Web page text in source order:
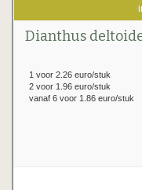
Dianthus
1 voor 2.26 euro/stuk
2 voor 1.96 euro/stuk
vanaf 6 voor 1.86 euro/stuk